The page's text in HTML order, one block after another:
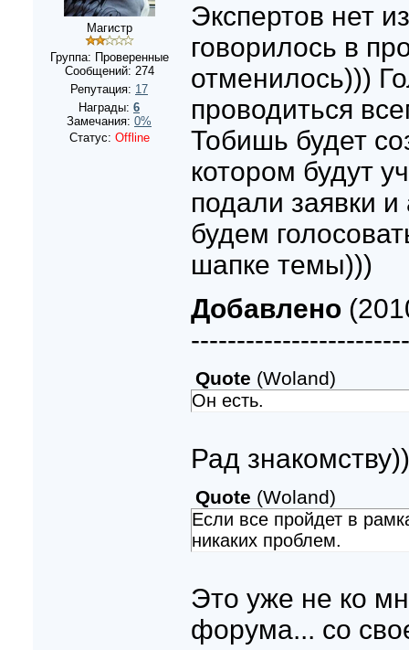
Магистр
Группа: Проверенные
Сообщений: 274
Репутация: 17
Награды: 6
Замечания: 0%
Статус: Offline
Экспертов нет
говорилось в
отменилось)))
проводиться
Тобишь будет
котором будут
подали заявки
будем
шапке темы)))
Добавлено
Quote (Woland)
Он есть.
Рад
Quote (Woland)
Если все пройдет в
никаких проблем.
Это уже не ко
форума... со